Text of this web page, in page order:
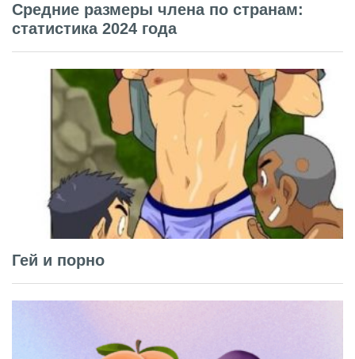
Средние размеры члена по странам:
статистика 2024 года
Гей и порно